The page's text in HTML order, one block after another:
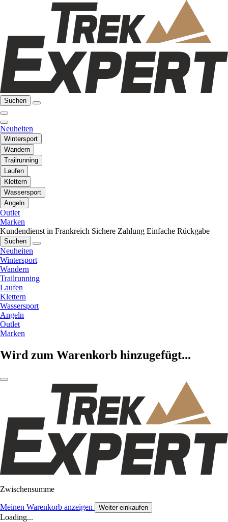
Suchen
Neuheiten
Wintersport
Wandern
Trailrunning
Laufen
Klettern
Wassersport
Angeln
Outlet
Marken
Kundendienst in Frankreich Sichere Zahlung Einfache Rückgabe
Suchen
Neuheiten
Wintersport
Wandern
Trailrunning
Laufen
Klettern
Wassersport
Angeln
Outlet
Marken
Wird zum Warenkorb hinzugefügt...
Zwischensumme
Meinen Warenkorb anzeigen Weiter einkaufen
Loading...